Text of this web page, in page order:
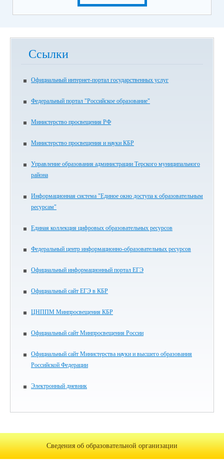
Ссылки
Официальный интернет-портал государственных услуг
Федеральный портал "Российское образование"
Министерство просвещения РФ
Министерство просвещения и науки КБР
Управление образования администрации Терского муниципального
района
Информационная система "Единое окно доступа к образовательным
ресурсам"
Единая коллекция цифровых образовательных ресурсов
Федеральный центр информационно-образовательных ресурсов
Официальный информационный портал ЕГЭ
Официальный сайт ЕГЭ в КБР
ЦНППМ Минпросвещения КБР
Официальный сайт Минпросвещения России
Официальный сайт Министерства науки и высшего образования
Российской Федерации
Электронный дневник
Сведения об образовательной организации